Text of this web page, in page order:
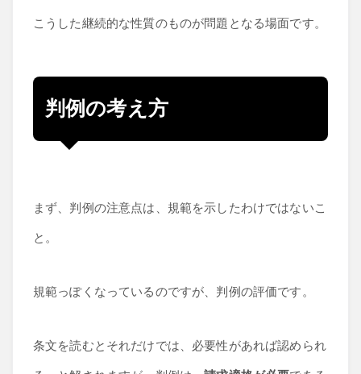
こうした継続的な性質のものが問題となる場面です。
判例の考え方
まず、判例の注意点は、規範を示したわけではないこ
と。
規範っぽくなっているのですが、判例の評価です。
条文を読むとそれだけでは、必要性があれば認められ